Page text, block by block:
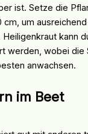
ist. Setze die
um
kann
werden, wobei die
anwachsen.
im Beet